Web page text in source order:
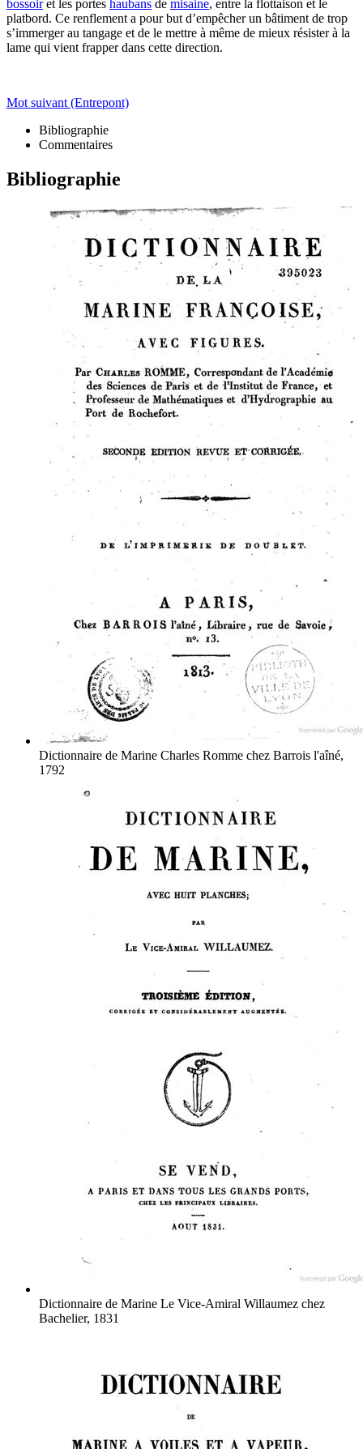
bossoiret les portes haubans de misaine, entre la flottaison et le
platbord. Ce renflement a pour but d’empêcher un bâtiment de trop
s’immerger au tangage et de le mettre à même de mieux résister à la
lame qui vient frapper dans cette direction.
Mot suivant (Entrepont)
Bibliographie
Commentaires
Bibliographie
Dictionnaire de Marine Charles Romme chez Barrois l'aîné,
1792
Dictionnaire de Marine Le Vice-Amiral Willaumez chez
Bachelier, 1831